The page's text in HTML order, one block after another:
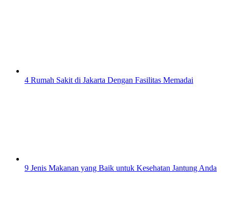
4 Rumah Sakit di Jakarta Dengan Fasilitas Memadai
9 Jenis Makanan yang Baik untuk Kesehatan Jantung Anda